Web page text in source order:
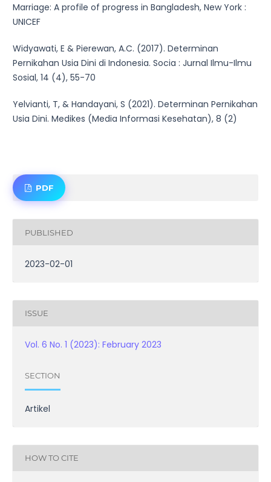
Marriage: A profile of progress in Bangladesh, New York :
UNICEF
Widyawati, E & Pierewan, A.C. (2017). Determinan
Pernikahan Usia Dini di Indonesia. Socia : Jurnal Ilmu-Ilmu
Sosial, 14 (4), 55-70
Yelvianti, T, & Handayani, S (2021). Determinan Pernikahan
Usia Dini. Medikes (Media Informasi Kesehatan), 8 (2)
PDF
PUBLISHED
2023-02-01
ISSUE
Vol. 6 No. 1 (2023): February 2023
SECTION
Artikel
HOW TO CITE